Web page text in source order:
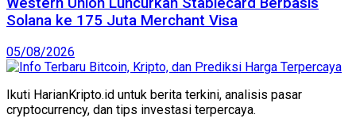
Solana ke 175 Juta Merchant Visa
05/08/2026
Ikuti HarianKripto.id untuk berita terkini, analisis pasar
cryptocurrency, dan tips investasi terpercaya.